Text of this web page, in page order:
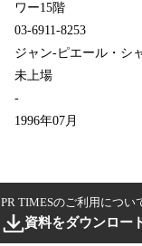
ワー15階
03-6911-8253
ジャン-ピエール・シ
未上場
-
1996年07月
PR TIMESのご利用につい
資料をダウンロー